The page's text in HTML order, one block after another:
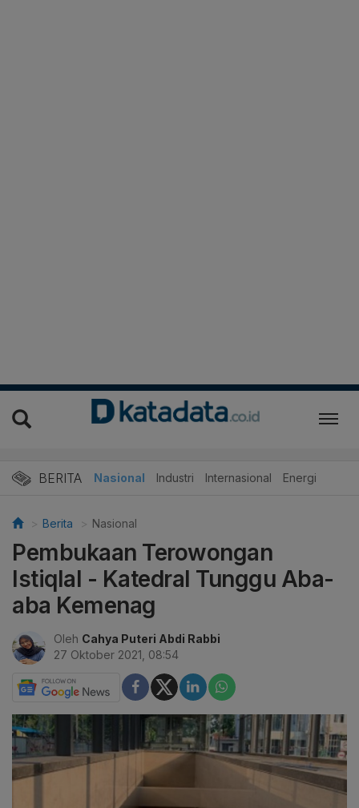
BERITA Nasional Industri Internasional Energi
Berita Nasional
Pembukaan Terowongan
Istiqlal - Katedral Tunggu Aba-
aba Kemenag
Oleh Cahya Puteri Abdi Rabbi
27 Oktober 2021, 08:54